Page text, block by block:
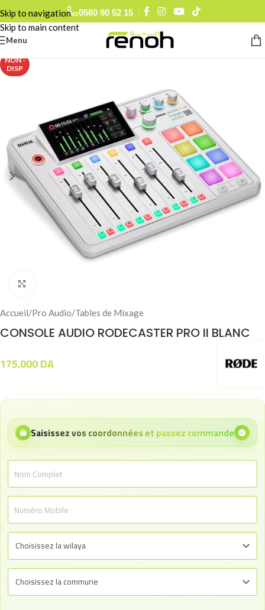
Skip to navigation
Skip to main content
0659 25 33 13
0793 78 74 27
0560 90 52 15
Menu
NON -
DISP
Accueil/Pro Audio/Tables de Mixage
CONSOLE AUDIO RODECASTER PRO II BLANC
175.000DA
Saisissez vos coordonnées et passez commande